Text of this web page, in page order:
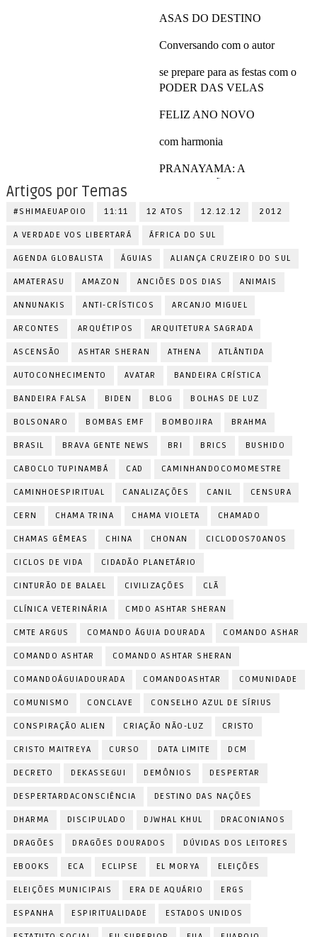
Artigos por Temas
#SHIMAEUAPOIO 11:11 12 ATOS 12.12.12 2012
A VERDADE VOS LIBERTARÁ ÁFRICA DO SUL
AGENDA GLOBALISTA ÁGUIAS ALIANÇA CRUZEIRO DO SUL
AMATERASU AMAZON ANCIÕES DOS DIAS ANIMAIS
ANNUNAKIS ANTI-CRÍSTICOS ARCANJO MIGUEL
ARCONTES ARQUÉTIPOS ARQUITETURA SAGRADA
ASCENSÃO ASHTAR SHERAN ATHENA ATLÂNTIDA
AUTOCONHECIMENTO AVATAR BANDEIRA CRÍSTICA
BANDEIRA FALSA BIDEN BLOG BOLHAS DE LUZ
BOLSONARO BOMBAS EMF BOMBOJIRA BRAHMA
BRASIL BRAVA GENTE NEWS BRI BRICS BUSHIDO
CABOCLO TUPINAMBÁ CAD CAMINHANDOCOMOMESTRE
CAMINHOESPIRITUAL CANALIZAÇÕES CANIL CENSURA
CERN CHAMA TRINA CHAMA VIOLETA CHAMADO
CHAMAS GÊMEAS CHINA CHONAN CICLODOS70ANOS
CICLOS DE VIDA CIDADÃO PLANETÁRIO
CINTURÃO DE BALAEL CIVILIZAÇÕES CLÃ
CLÍNICA VETERINÁRIA CMDO ASHTAR SHERAN
CMTE ARGUS COMANDO ÁGUIA DOURADA COMANDO ASHAR
COMANDO ASHTAR COMANDO ASHTAR SHERAN
COMANDOÁGUIADOURADA COMANDOASHTAR COMUNIDADE
COMUNISMO CONCLAVE CONSELHO AZUL DE SÍRIUS
CONSPIRAÇÃO ALIEN CRIAÇÃO NÃO-LUZ CRISTO
CRISTO MAITREYA CURSO DATA LIMITE DCM
DECRETO DEKASSEGUI DEMÔNIOS DESPERTAR
DESPERTARDACONSCIÊNCIA DESTINO DAS NAÇÕES
DHARMA DISCIPULADO DJWHAL KHUL DRACONIANOS
DRAGÕES DRAGÕES DOURADOS DÚVIDAS DOS LEITORES
EBOOKS ECA ECLIPSE EL MORYA ELEIÇÕES
ELEIÇÕES MUNICIPAIS ERA DE AQUÁRIO ERGS
ESPANHA ESPIRITUALIDADE ESTADOS UNIDOS